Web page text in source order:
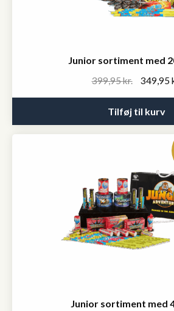
Junior sortiment med
399,95kr.
was:
399,95
349,95
Tilføj til kurv
Junior sortiment med